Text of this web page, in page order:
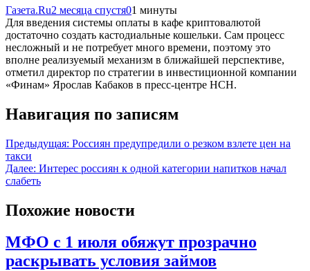
Газета.Ru2 месяца спустя01 минуты
Для введения системы оплаты в кафе криптовалютой
достаточно создать кастодиальные кошельки. Сам процесс
несложный и не потребует много времени, поэтому это
вполне реализуемый механизм в ближайшей перспективе,
отметил директор по стратегии в инвестиционной компании
«Финам» Ярослав Кабаков в пресс-центре НСН.
Навигация по записям
Предыдущая: Россиян предупредили о резком взлете цен на
такси
Далее: Интерес россиян к одной категории напитков начал
слабеть
Похожие новости
МФО с 1 июля обяжут прозрачно
раскрывать условия займов